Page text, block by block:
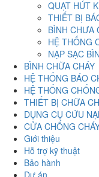
QUẠT HÚT
THIẾT BỊ
BÌNH CHƯA
HỆ THỐNG
NẠP SẠC
BÌNH CHỮA CHÁY
HỆ THỐNG BÁO
HỆ THỐNG
THIẾT BỊ CHỮA
DỤNG CỤ CỨU
CỬA CHỐNG
Giới thiệu
Hỗ trợ kỹ thuật
Bảo hành
Dự án